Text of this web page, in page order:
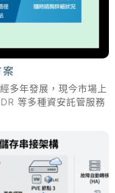
多年發展，現今市場上
等多種資安託管服務